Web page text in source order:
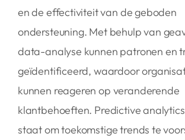
en de effectiviteit van de geboden
ondersteuning. Met behulp van
data-analyse kunnen patronen en
geïdentificeerd, waardoor
kunnen reageren op veranderende
klantbehoeften. Predictive
staat om toekomstige trends te